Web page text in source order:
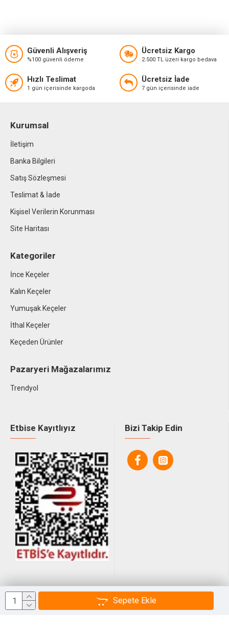
Sepete Ekle
Güvenli Alışveriş
%100 güvenli ödeme
Ücretsiz Kargo
2.500 TL üzeri kargo bedava
Hızlı Teslimat
1 gün içerisinde kargoda
Ücretsiz İade
7 gün içerisinde iade
Kurumsal
İletişim
Banka Bilgileri
Satış Sözleşmesi
Teslimat & İade
Kişisel Verilerin Korunması
Site Haritası
Kategoriler
İnce Keçeler
Kalın Keçeler
Yumuşak Keçeler
İthal Keçeler
Keçeden Ürünler
Pazaryeri Mağazalarımız
Trendyol
Etbise Kayıtlıyız Bizi Takip Edin
© 2025, Tüm Hakları Saklıdır.